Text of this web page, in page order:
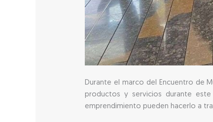
Durante el marco del Encuentro de
productos y servicios durante
emprendimiento pueden hacerlo a